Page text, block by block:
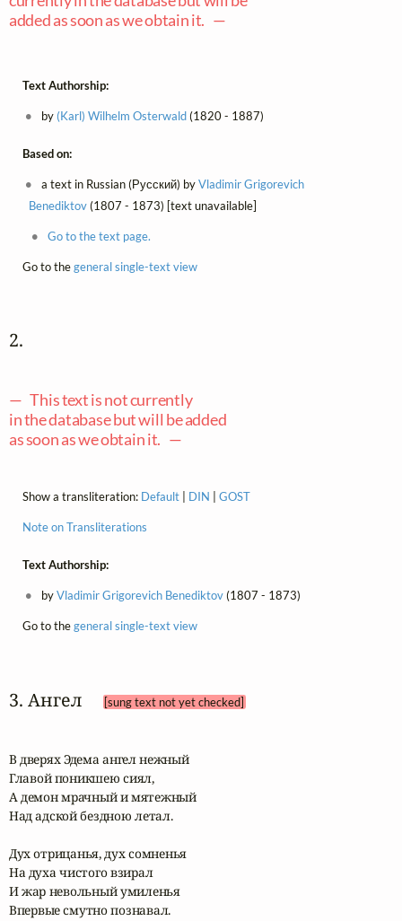
added as soon as we obtain it. —
Text Authorship:
by (Karl) Wilhelm Osterwald(1820 - 1887)
Based on:
a text in Russian (Русский) byVladimir Grigorevich
Benediktov(1807 - 1873) [text unavailable]
Go to the text page.
Go to thegeneral single-text view
2.
— This text is not currently
in the database but will be added
as soon as we obtain it. —
Show a transliteration: Default| DIN GOST
Note on Transliterations
Text Authorship:
byVladimir Grigorevich Benediktov(1807 - 1873)
Go to thegeneral single-text view
3. Ангел [sung text not yet checked]
В дверях Эдема ангел нежный
Главой поникшею сиял,
А демон мрачный и мятежный
Над адской бездною летал.
Дух отрицанья, дух сомненья
На духа чистого взирал
И жар невольный умиленья
Впервые смутно познавал.